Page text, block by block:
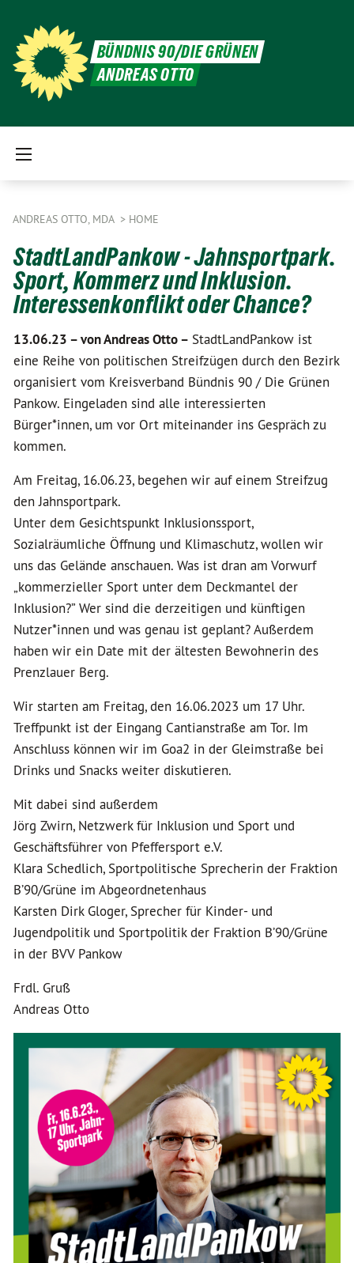
BÜNDNIS 90/DIE GRÜNEN
ANDREAS OTTO
ANDREAS OTTO, MDA HOME
StadtLandPankow - Jahnsportpark.
Sport, Kommerz und Inklusion.
Interessenkonflikt oder Chance?
13.06.23 –von Andreas Otto – StadtLandPankow ist
eine Reihe von politischen Streifzügen durch den Bezirk
organisiert vom Kreisverband Bündnis 90 / Die Grünen
Pankow. Eingeladen sind alle interessierten
Bürger*innen, um vor Ort miteinander ins Gespräch zu
kommen.
Am Freitag, 16.06.23, begehen wir auf einem Streifzug
den Jahnsportpark.
Unter dem Gesichtspunkt Inklusionssport,
Sozialräumliche Öffnung und Klimaschutz, wollen wir
uns das Gelände anschauen. Was ist dran am Vorwurf
„kommerzieller Sport unter dem Deckmantel der
Inklusion?” Wer sind die derzeitigen und künftigen
Nutzer*innen und was genau ist geplant? Außerdem
haben wir ein Date mit der ältesten Bewohnerin des
Prenzlauer Berg.
Wir starten am Freitag, den 16.06.2023 um 17 Uhr.
Treffpunkt ist der Eingang Cantianstraße am Tor. Im
Anschluss können wir im Goa2 in der Gleimstraße bei
Drinks und Snacks weiter diskutieren.
Mit dabei sind außerdem
Jörg Zwirn, Netzwerk für Inklusion und Sport und
Geschäftsführer von Pfeffersport e.V.
Klara Schedlich, Sportpolitische Sprecherin der Fraktion
B’90/Grüne im Abgeordnetenhaus
Karsten Dirk Gloger, Sprecher für Kinder- und
Jugendpolitik und Sportpolitik der Fraktion B’90/Grüne
in der BVV Pankow
Frdl. Gruß
Andreas Otto